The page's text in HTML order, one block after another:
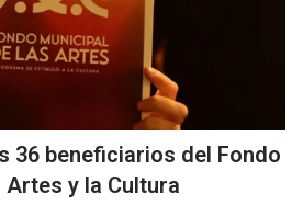
36 beneficiarios del Fondo
y la Cultura